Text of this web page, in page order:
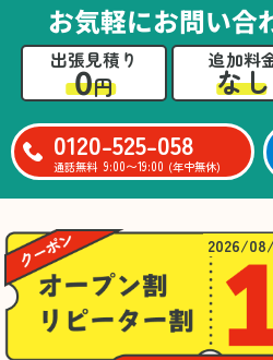
お気軽にお問い合
出張見積り
0円
追加料
なし
0120-525-058
通話無料 9:00〜19:00 (年中無休)
2026/